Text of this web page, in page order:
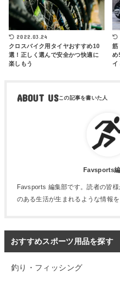
2022.03.24
クロスバイク用タイヤおすすめ10
選！正しく選んで安全かつ快適に
楽しもう
筋
め
イ
ABOUT US
Favsports
Favsports 編集部です。読者の皆
のある生活が生まれるような情報
おすすめスポーツ用品を探す
釣り・フィッシング